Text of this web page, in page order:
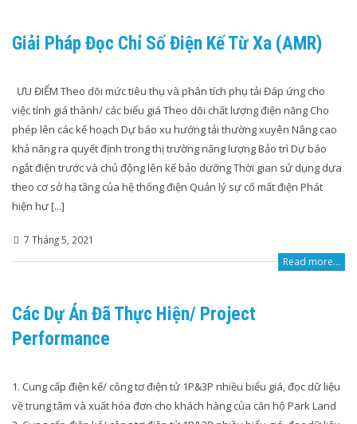
Giải Pháp Đọc Chỉ Số Điện Kế Từ Xa (AMR)
ƯU ĐIỂM Theo dõi mức tiêu thụ và phân tích phụ tải Đáp ứng cho
việc tính giá thành/ các biểu giá Theo dõi chất lượng điện năng Cho
phép lên các kế hoạch Dự báo xu hướng tải thường xuyên Nâng cao
khả năng ra quyết định trong thị trường năng lượng Bảo trì Dự báo
ngắt điện trước và chủ động lên kế bảo dưỡng Thời gian sử dụng dựa
theo cơ sở hạ tầng của hệ thống điện Quản lý sự cố mất điện Phát
hiện hư [...]
7 Tháng 5, 2021
Read more...
Các Dự Án Đã Thực Hiện/ Project
Performance
1. Cung cấp điện kế/ công tơ điện tử 1P&3P nhiều biểu giá, đọc dữ liệu
về trung tâm và xuất hóa đơn cho khách hàng của căn hộ Park Land